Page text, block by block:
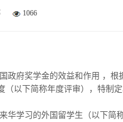
1066
政府奖学金的效益和作用 ，根
以下简称年度评审），特制定
华学习的外国留学生（以下简